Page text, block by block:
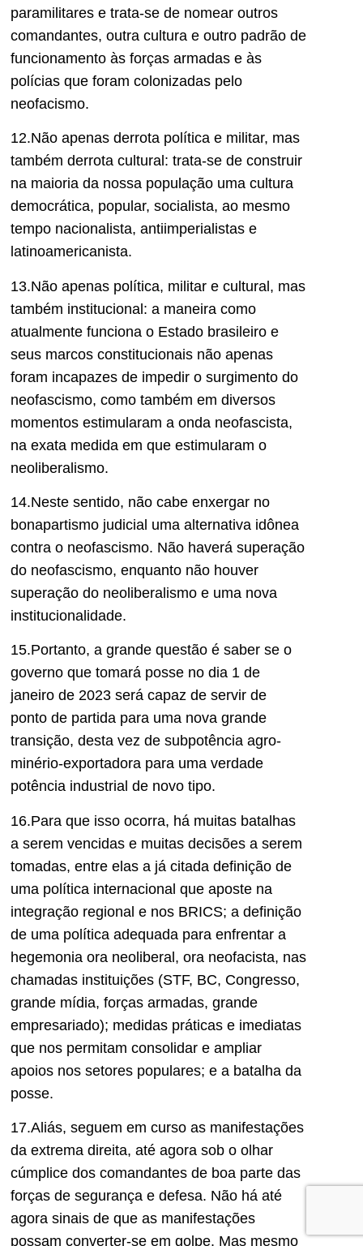
paramilitares e trata-se de nomear outros
comandantes, outra cultura e outro padrão de
funcionamento às forças armadas e às
polícias que foram colonizadas pelo
neofacismo.
12.Não apenas derrota política e militar, mas
também derrota cultural: trata-se de construir
na maioria da nossa população uma cultura
democrática, popular, socialista, ao mesmo
tempo nacionalista, antiimperialistas e
latinoamericanista.
13.Não apenas política, militar e cultural, mas
também institucional: a maneira como
atualmente funciona o Estado brasileiro e
seus marcos constitucionais não apenas
foram incapazes de impedir o surgimento do
neofascismo, como também em diversos
momentos estimularam a onda neofascista,
na exata medida em que estimularam o
neoliberalismo.
14.Neste sentido, não cabe enxergar no
bonapartismo judicial uma alternativa idônea
contra o neofascismo. Não haverá superação
do neofascismo, enquanto não houver
superação do neoliberalismo e uma nova
institucionalidade.
15.Portanto, a grande questão é saber se o
governo que tomará posse no dia 1 de
janeiro de 2023 será capaz de servir de
ponto de partida para uma nova grande
transição, desta vez de subpotência agro-
minério-exportadora para uma verdade
potência industrial de novo tipo.
16.Para que isso ocorra, há muitas batalhas
a serem vencidas e muitas decisões a serem
tomadas, entre elas a já citada definição de
uma política internacional que aposte na
integração regional e nos BRICS; a definição
de uma política adequada para enfrentar a
hegemonia ora neoliberal, ora neofacista, nas
chamadas instituições (STF, BC, Congresso,
grande mídia, forças armadas, grande
empresariado); medidas práticas e imediatas
que nos permitam consolidar e ampliar
apoios nos setores populares; e a batalha da
posse.
17.Aliás, seguem em curso as manifestações
da extrema direita, até agora sob o olhar
cúmplice dos comandantes de boa parte das
forças de segurança e defesa. Não há até
agora sinais de que as manifestações
possam converter-se em golpe. Mas mesmo